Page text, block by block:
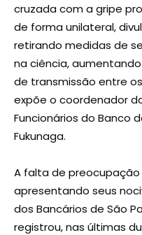
cruzada com a gripe
de forma unilateral,
retirando medidas de
na ciência,
de transmissão entre
expõe o coordenador
Funcionários do Banco
Fukunaga.
A falta de
apresentando seus
dos Bancários de São
registrou, nas últimas